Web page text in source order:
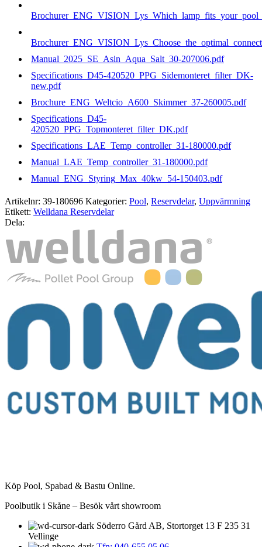
Manual_2025_SE_Asin_Aqua_Salt_30-207006.pdf
Specifications_D45-420520_PPG_Sidemonteret_filter_DK-
new.pdf
Brochure_ENG_Weltcio_A600_Skimmer_37-260005.pdf
Specifications_D45-
420520_PPG_Topmonteret_filter_DK.pdf
Specifications_LAE_Temp_controller_31-180000.pdf
Manual_LAE_Temp_controller_31-180000.pdf
Manual_ENG_Styring_Max_40kw_54-150403.pdf
Artikelnr: 39-180696 Kategorier: Pool, Reservdelar, Uppvärmning
Etikett: Welldana Reservdelar
Dela:
Köp Pool, Spabad & Bastu Online.
Poolbutik i Skåne – Besök vårt showroom
Söderro Gård AB, Stortorget 13 F 235 31
Vellinge